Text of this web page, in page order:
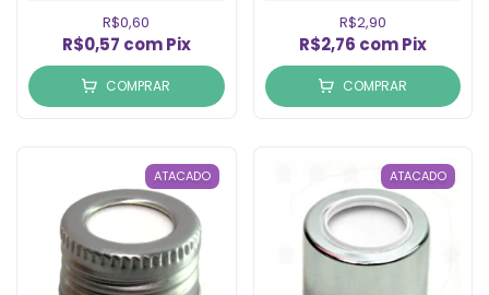
R$0,60
R$0,57 com Pix
COMPRAR
R$2,90
R$2,76 com Pix
COMPRAR
ATACADO ATACADO